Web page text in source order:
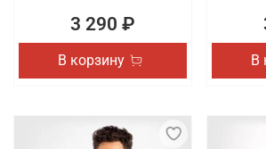
3 290 ₽
В корзину В